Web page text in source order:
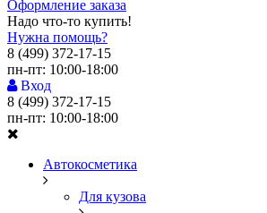
Оформление заказа
Надо что-то купить!
Нужна помощь?
8 (499) 372-17-15
пн-пт: 10:00-18:00
Вход
8 (499) 372-17-15
пн-пт: 10:00-18:00
Автокосметика
Для кузова